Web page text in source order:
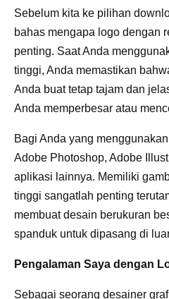
Sebelum kita ke pilihan
bahas mengapa logo dengan
penting. Saat Anda
tinggi, Anda memastikan
Anda buat tetap tajam dan
Anda memperbesar atau
Bagi Anda yang
Adobe Photoshop, Adobe
aplikasi lainnya. Memiliki
tinggi sangatlah penting
membuat desain berukuran
spanduk untuk dipasang di
Pengalaman Saya dengan
Sebagai seorang desainer